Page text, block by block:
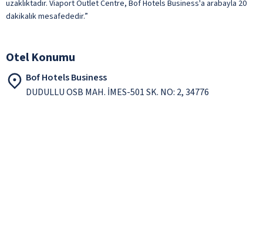
uzaklıktadır. Viaport Outlet Centre, Bof Hotels Business'a arabayla 20
dakikalık mesafededir.”
Otel Konumu
Bof Hotels Business
DUDULLU OSB MAH. İMES-501 SK. NO: 2, 34776